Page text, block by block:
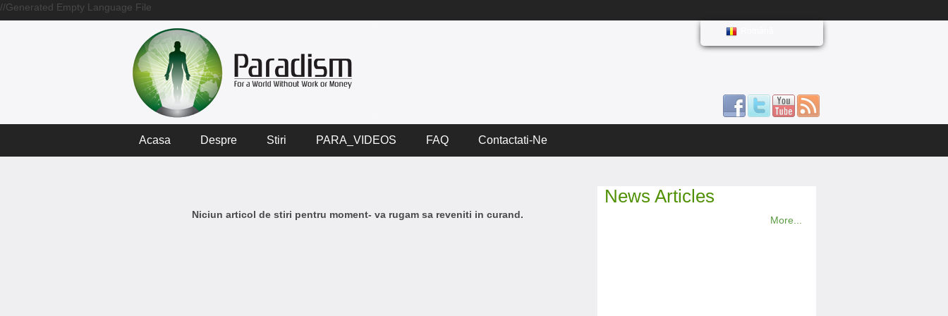
//Generated Empty Language File
Acasa Despre Stiri PARA_VIDEOS FAQ Contactati-Ne
Niciun articol de stiri pentru moment- va rugam sa reveniti in curand.
News Articles
More...